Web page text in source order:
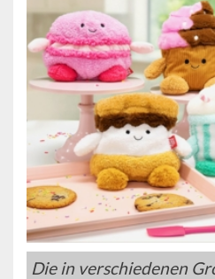
Die in verschiedenen